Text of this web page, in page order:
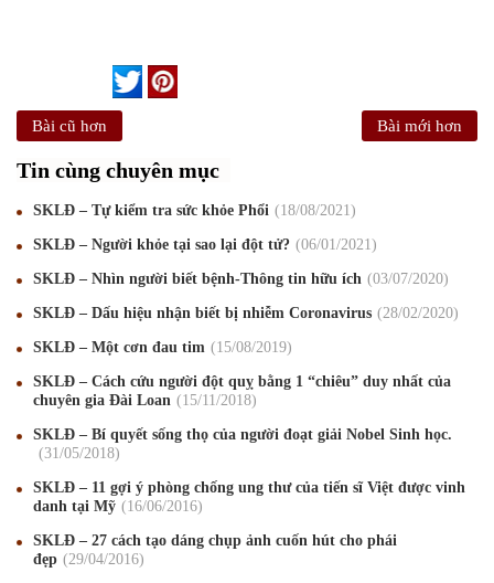
Bài cũ hơn Bài mới hơn
Tin cùng chuyên mục
SKLĐ – Tự kiểm tra sức khỏe Phổi 18/08/2021
SKLĐ – Người khỏe tại sao lại đột tử? 06/01/2021
SKLĐ – Nhìn người biết bệnh-Thông tin hữu ích 03/07/2020
SKLĐ – Dấu hiệu nhận biết bị nhiễm Coronavirus 28/02/2020
SKLĐ – Một cơn đau tim 15/08/2019
SKLĐ – Cách cứu người đột quỵ bằng 1 “chiêu” duy nhất của
chuyên gia Đài Loan
15/11/2018
SKLĐ – Bí quyết sống thọ của người đoạt giải Nobel Sinh học.
31/05/2018
SKLĐ – 11 gợi ý phòng chống ung thư của tiến sĩ Việt được vinh
danh tại Mỹ
16/06/2016
SKLĐ – 27 cách tạo dáng chụp ảnh cuốn hút cho phái
đẹp
29/04/2016
Mừng Xuân Canh Tý 2020 22/01/2020
Mừng Xuân Kỷ Hợi 2019 03/02/2019
Chúc mừng Giáng sinh và Năm mới 2019 22/12/2018
Mừng Xuân Bính Ngọ 2026 15 /2026
Chúc mừng Giáng sinh và Năm mới 2025
Mừng Xuân Giáp Thìn 2024